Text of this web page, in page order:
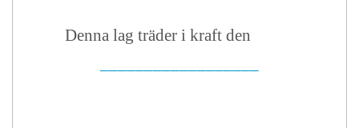
Denna lag träder i kraft den